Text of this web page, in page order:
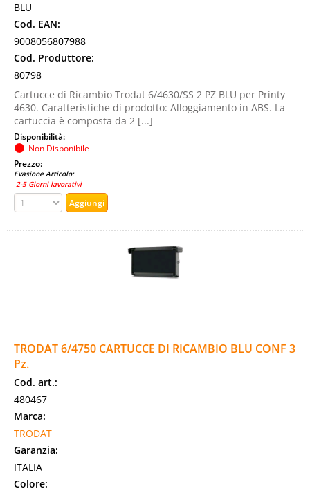
BLU
Cod. EAN:
9008056807988
Cod. Produttore:
80798
Cartucce di Ricambio Trodat 6/4630/SS 2 PZ BLU per Printy
4630. Caratteristiche di prodotto: Alloggiamento in ABS. La
cartuccia è composta da 2 [...]
Disponibilità:
Non Disponibile
Prezzo:
Evasione Articolo:
2-5 Giorni lavorativi
TRODAT 6/4750 CARTUCCE DI RICAMBIO BLU CONF 3
Pz.
Cod. art.:
480467
Marca:
TRODAT
Garanzia:
ITALIA
Colore: